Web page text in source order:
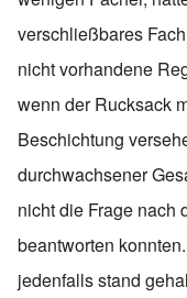
verschließbares
nicht vorhandene
wenn der Rucksack
Beschichtung
durchwachsener
nicht die Frage nach
beantworten
jedenfalls stand